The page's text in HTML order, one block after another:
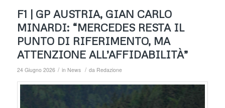
F1 | GP AUSTRIA, GIAN CARLO
MINARDI: “MERCEDES RESTA IL
PUNTO DI RIFERIMENTO, MA
ATTENZIONE ALL’AFFIDABILITÀ”
24 Giugno 2026 / in News / da Redazione